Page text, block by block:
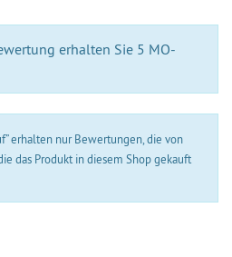
erhalten Sie 5 MO-
erhalten nur Bewertungen, die von
das Produkt in diesem Shop gekauft